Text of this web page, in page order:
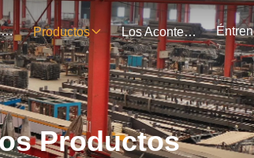
Acerca De Nosotros Productos Los Acontecimientos
Productos